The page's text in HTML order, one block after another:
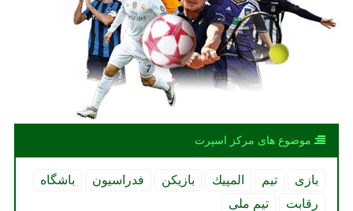
موضوع های مركز اسپرت
بازی تیم المپیك بازیكن فدراسیون
باشگاه
رقابت
تیم ملی